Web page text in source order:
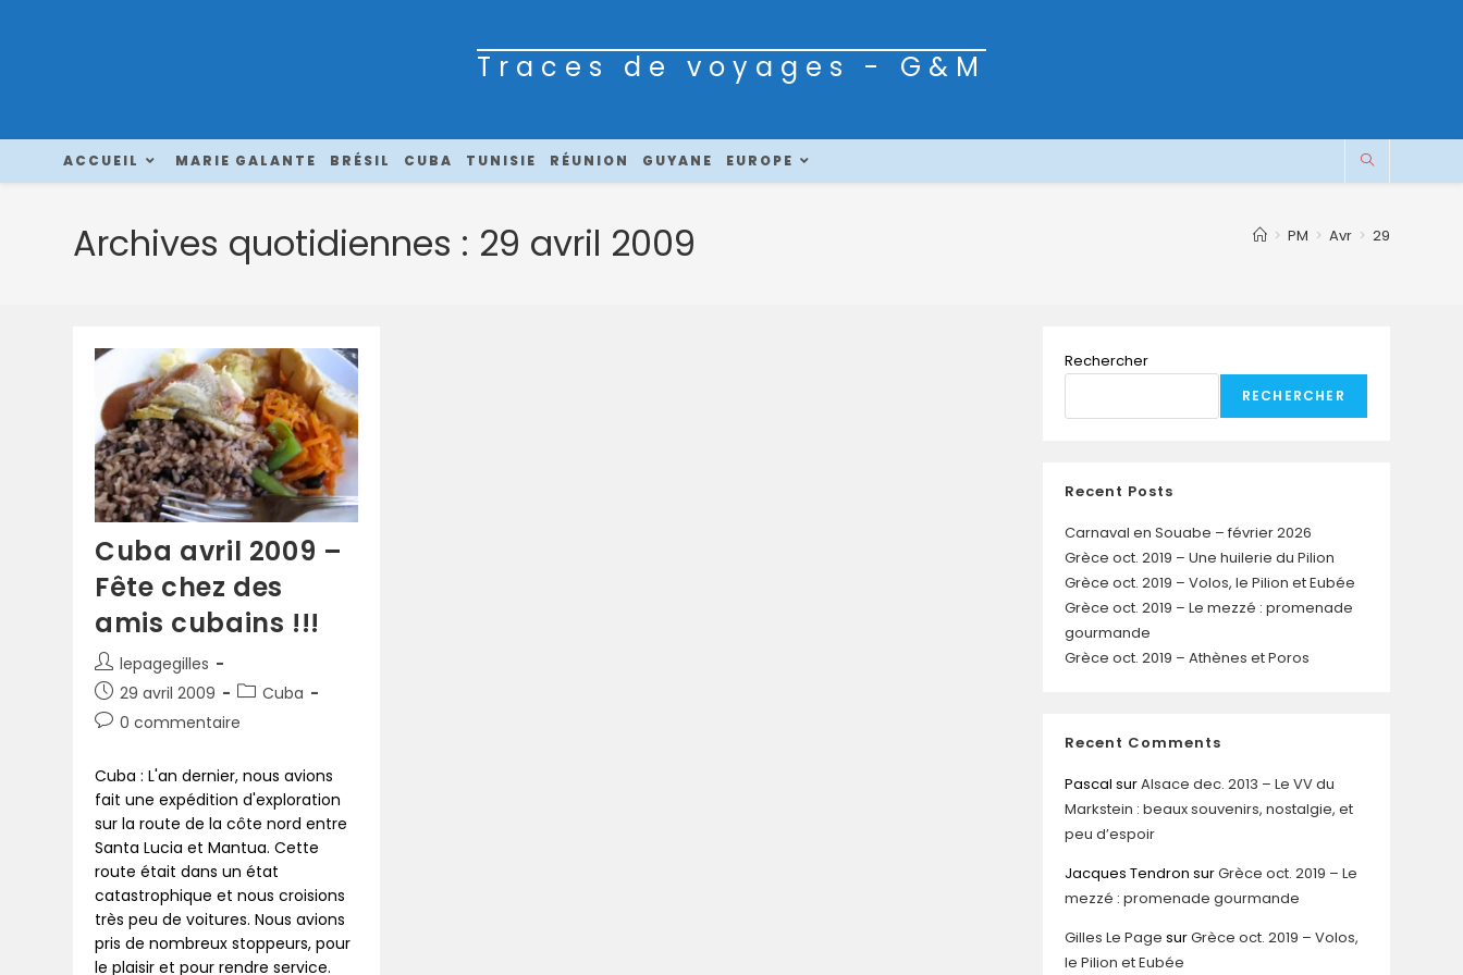
Traces de voyages - G&M
ACCUEIL MARIE GALANTE BRÉSIL CUBA TUNISIE RÉUNION GUYANE EUROPE
Archives quotidiennes : 29 avril 2009 > PM > Avr > 29
Cuba avril 2009 –
Fête chez des
amis cubains !!!
lepagegilles
29 avril 2009
Cuba
0 commentaire
Cuba : L'an dernier, nous avions
fait une expédition d'exploration
sur la route de la côte nord entre
Santa Lucia et Mantua. Cette
route était dans un état
catastrophique et nous croisions
très peu de voitures. Nous avions
pris de nombreux stoppeurs, pour
le plaisir et pour rendre service.
Rechercher
RECHERCHER
Recent Posts
Carnaval en Souabe – février 2026
Grèce oct. 2019 – Une huilerie du Pilion
Grèce oct. 2019 – Volos, le Pilion et Eubée
Grèce oct. 2019 – Le mezzé : promenade
gourmande
Grèce oct. 2019 – Athènes et Poros
Recent Comments
Pascal surAlsace dec. 2013 – Le VV du
Markstein : beaux souvenirs, nostalgie, et
peu d’espoir
Jacques Tendron surGrèce oct. 2019 – Le
mezzé : promenade gourmande
Gilles Le Page surGrèce oct. 2019 – Volos,
le Pilion et Eubée